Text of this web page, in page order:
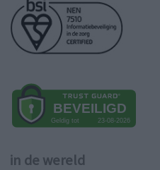
in de wereld